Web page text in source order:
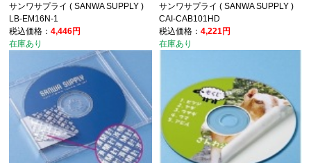
サンワサプライ ( SANWA SUPPLY )
LB-EM16N-1
税込価格： 4,446円
在庫あり
サンワサプライ ( SANWA SUPPLY )
CAI-CAB101HD
税込価格： 4,221円
在庫あり